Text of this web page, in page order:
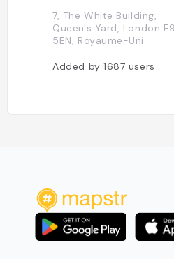
7, The White Building,
Queen's Yard, London E9
5EN, Royaume-Uni
Added by1687 users